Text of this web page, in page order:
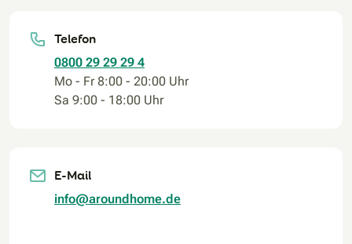
Telefon
0800 29 29 29 4
Mo - Fr 8:00 - 20:00 Uhr
Sa 9:00 - 18:00 Uhr
E-Mail
info@aroundhome.de